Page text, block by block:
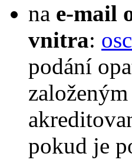
na e-mail
vnitra:
podání
pokud je